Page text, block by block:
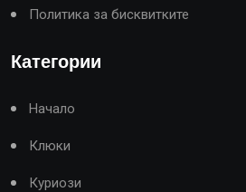
Политика за бисквитките
Категории
Начало
Клюки
Куриози